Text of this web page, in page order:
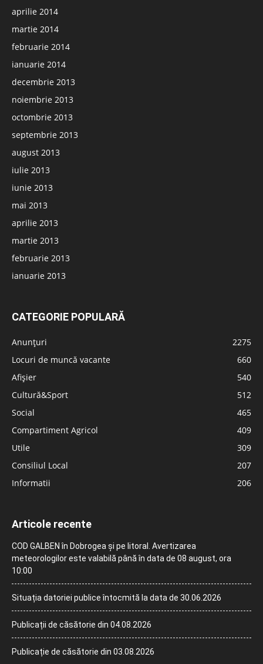
aprilie 2014
martie 2014
februarie 2014
ianuarie 2014
decembrie 2013
noiembrie 2013
octombrie 2013
septembrie 2013
august 2013
iulie 2013
iunie 2013
mai 2013
aprilie 2013
martie 2013
februarie 2013
ianuarie 2013
CATEGORIE POPULARĂ
Anunțuri
2275
Locuri de muncă vacante
660
Afișier
540
Cultură&Sport
512
Social
465
Compartiment Agricol
409
Utile
309
Consiliul Local
207
Informatii
206
Articole recente
COD GALBEN în Dobrogea și pe litoral. Avertizarea
meteorologilor este valabilă până în data de 08 august, ora
10:00
Situația datoriei publice întocmită la data de 30.06.2026
Publicații de căsătorie din 04.08.2026
Publicație de căsătorie din 03.08.2026